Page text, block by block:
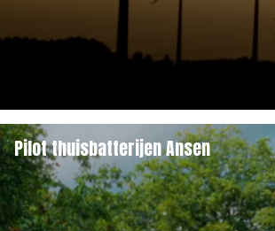
Pilot thuisbatterijen Ansen